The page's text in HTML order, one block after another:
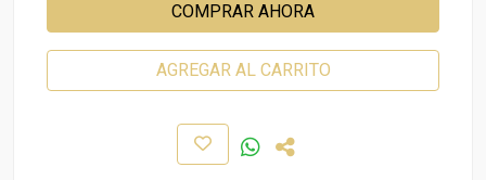
COMPRAR AHORA
AGREGAR AL CARRITO